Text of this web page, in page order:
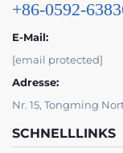
+86-0592-
E-Mail:
[email protected]
Adresse:
Nr. 15, Tongming
SCHNELLLINKS